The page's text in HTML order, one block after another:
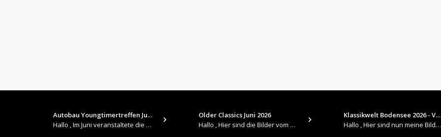
Autobau Youngtimertreffen Jun…
Hallo , Im Juni veranstaltete die Autobau in Romanshorn auf ihrem Gelände ein kleines Youngtimertreffen : https://up.
Older Classics Juni 2026
​Hallo , Hier sind die Bilder vom Older Classics im Juni 2026 : https://up.picr.de/51155940wd.jpg https://up.pic
Klassikwelt Bodensee 2026 - V…
Hallo , Hier sind nun meine Bilder 2026er Klassikwelt Bodensee 😀 https://up.picr.de/51125547rb.jpg https://up.pi